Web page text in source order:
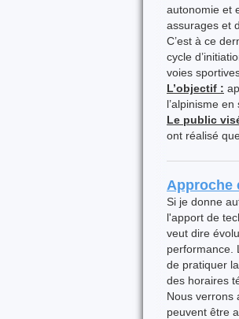
autonomie et
assurages et
C’est à ce
cycle
voies
L’objectif :
l’alpinisme en
Le public
ont réalisé
Approche
Si je donne
l'apport de
veut dire
performance.
de pratiquer
des horaires
Nous verrons
peuvent être